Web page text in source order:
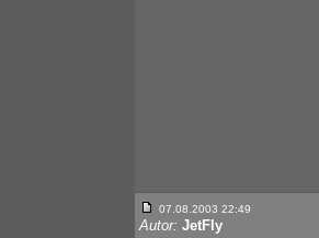
07.08.2003 22:49
Autor: JetFly